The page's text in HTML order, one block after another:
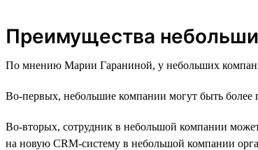
Преимущества
По мнению Марии Гараниной, у небольших
Во-первых, небольшие компании могут быть более
Во-вторых, сотрудник в небольшой компании
на новую CRM-систему в небольшой компании